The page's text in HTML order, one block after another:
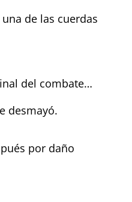
de las cuerdas
del combate…
desmayó.
por daño